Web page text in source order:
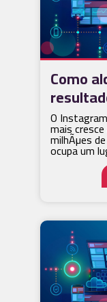
Como
2021
O
mais
milhÃµes
ocupa um